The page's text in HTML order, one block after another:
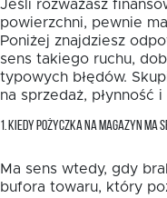
Jeśli rozważasz
powierzchni, pewnie
Poniżej znajdziesz
sens takiego ruchu,
typowych błędów.
na sprzedaż, płynność
1. KIEDY POŻYCZKA NA MAGAZYN MA
Ma sens wtedy, gdy
bufora towaru, który